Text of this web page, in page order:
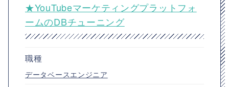
★YouTubeマーケティングプラットフォ
ームのDBチューニング
職種
データベースエンジニア